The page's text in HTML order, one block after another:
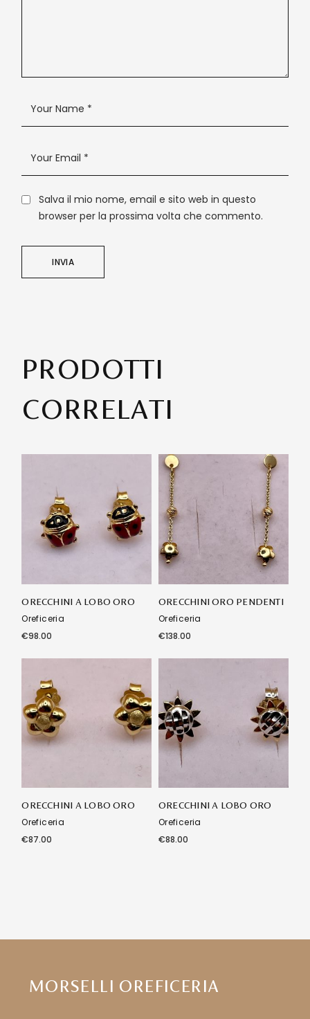
Salva il mio nome, email e sito web in questo
browser per la prossima volta che commento.
INVIA
PRODOTTI
CORRELATI
ORECCHINI A LOBO ORO
Oreficeria
€98.00
ORECCHINI ORO PENDENTI
Oreficeria
€138.00
ORECCHINI A LOBO ORO
Oreficeria
€87.00
ORECCHINI A LOBO ORO
Oreficeria
€88.00
MORSELLI OREFICERIA